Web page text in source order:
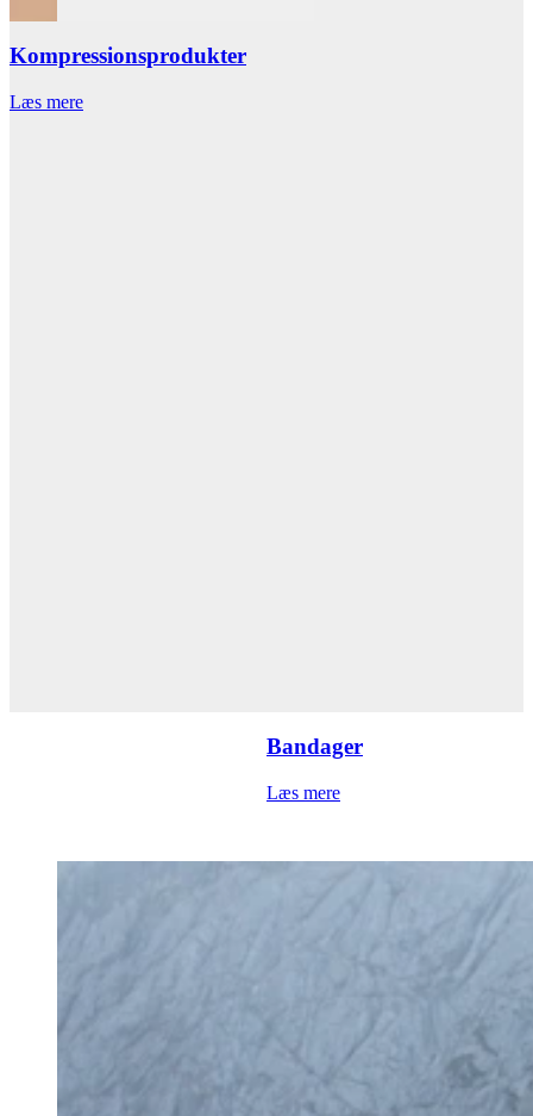
Kompressionsprodukter
Læs mere
Bandager
Læs mere